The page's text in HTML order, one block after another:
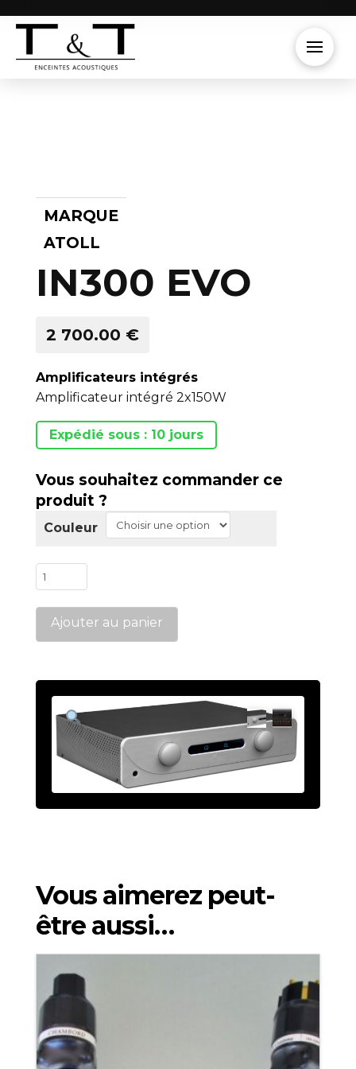
MARQUE
ATOLL
IN300 EVO
2 700.00 €
Amplificateurs intégrés
Amplificateur intégré 2x150W
Expédié sous : 10 jours
Vous souhaitez commander ce
produit ?
Couleur
quantité
de
IN300
EVO
Ajouter au panier
Vous aimerez peut-
être aussi…